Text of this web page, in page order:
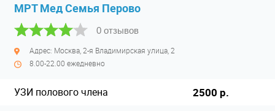
МРТ Мед Семья Перово
0 отзывов
Адрес: Москва, 2-я Владимирская улица, 2
8.00-22.00 ежедневно
УЗИ полового члена 2500 р.